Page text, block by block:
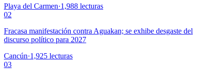
Playa del Carmen·1,988 lecturas
02
Fracasa manifestación contra Aguakan; se exhibe desgaste del
discurso político para 2027
Cancún·1,925 lecturas
03